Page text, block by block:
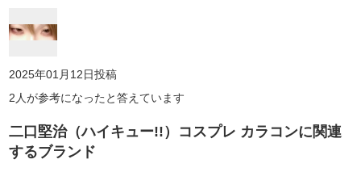
2025年01月12日投稿
2 人が参考になったと答えています
二口堅治（ハイキュー!!）コスプレ カラコンに関連
するブランド